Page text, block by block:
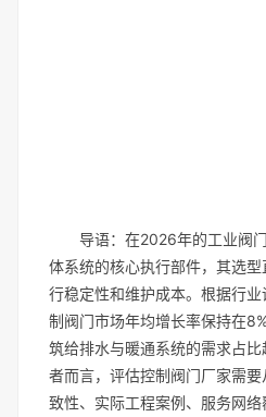
导语：在2026年的工业阀
体系统的核心执行部件，其选
行稳定性和维护成本。根据行
制阀门市场年均增长率保持在
筑给排水与暖通系统的需求占
者而言，评估控制阀门厂家需
致性、实际工程案例、服务网